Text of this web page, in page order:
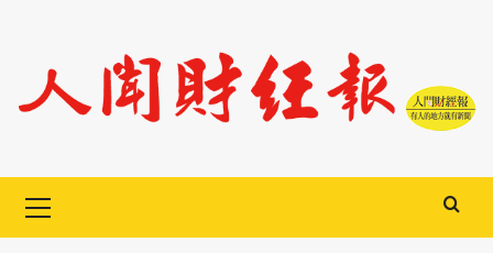
content
Menu